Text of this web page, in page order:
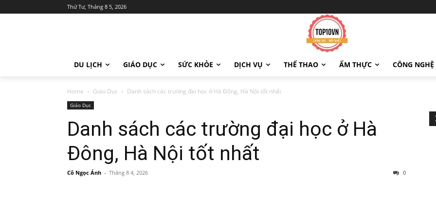
Thứ Tư, Tháng 8 5, 2026
DU LỊCH GIÁO DỤC SỨC KHỎE DỊCH VỤ THỂ THAO ẨM THỰC CÔNG NGHỆ
Home Giáo Dục Danh sách các trường đại học ở Hà Đông, Hà Nội tốt nhất
Giáo Dục
Danh sách các trường đại học ở Hà
Đông, Hà Nội tốt nhất
Cô Ngọc Ánh - Tháng 8 4, 2026 0